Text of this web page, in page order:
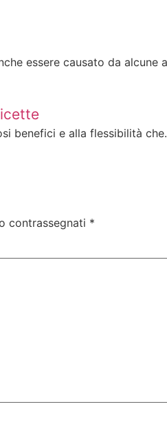
essere causato da alcune
benefici e alla flessibilità
contrassegnati *